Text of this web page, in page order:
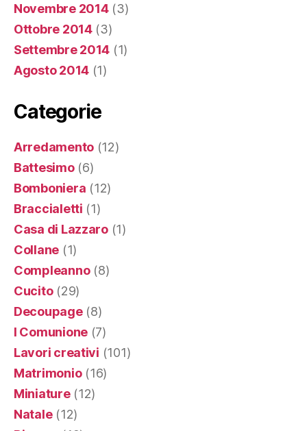
Novembre 2014(3)
Ottobre 2014(3)
Settembre 2014 (1)
Agosto 2014 (1)
Categorie
Arredamento (12)
Battesimo(6)
Bomboniera (12)
Braccialetti (1)
Casa di Lazzaro(1)
Collane (1)
Compleanno(8)
Cucito(29)
Decoupage(8)
I Comunione (7)
Lavori creativi (101)
Matrimonio(16)
Miniature(12)
Natale(12)